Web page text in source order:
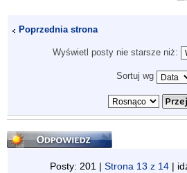
Poprzednia strona
Wyświetl posty nie starsze niż:
Sortuj wg
Odpowiedz
Posty: 201 | Strona 13 z 14 |